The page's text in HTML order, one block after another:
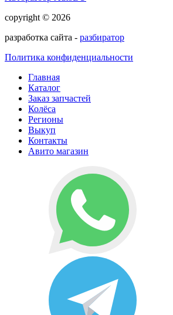
copyright © 2026
разработка сайта - разбиратор
Политика конфиденциальности
Главная
Каталог
Заказ запчастей
Колёса
Регионы
Выкуп
Контакты
Авито магазин